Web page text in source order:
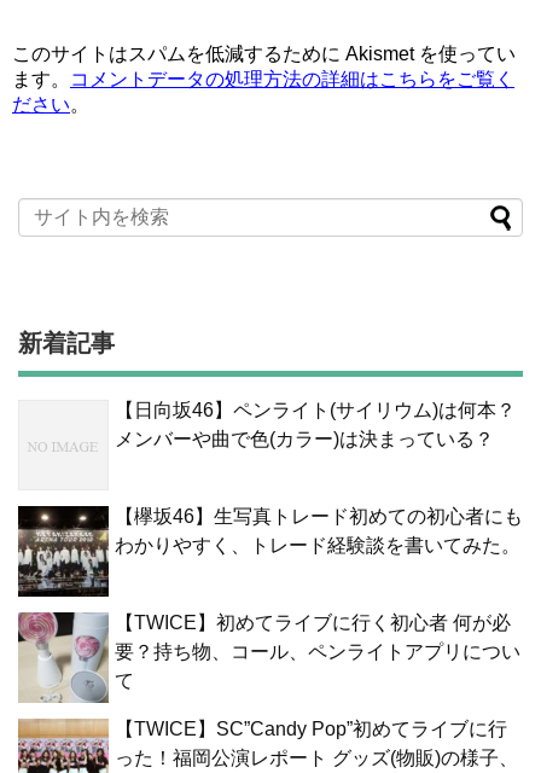
このサイトはスパムを低減するために Akismet を使ってい
ます。
コメントデータの処理方法の詳細はこちらをご覧く
ださい。
新着記事
【日向坂46】ペンライト(サイリウム)は何本？
メンバーや曲で色(カラー)は決まっている？
【欅坂46】生写真トレード初めての初心者にも
わかりやすく、トレード経験談を書いてみた。
【TWICE】初めてライブに行く初心者 何が必
要？持ち物、コール、ペンライトアプリについ
て
【TWICE】SC”Candy Pop”初めてライブに行
った！福岡公演レポート グッズ(物販)の様子、